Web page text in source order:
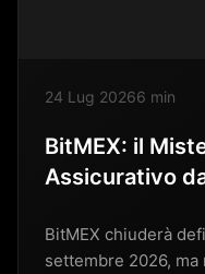
24 Lug 20266 min
BitMEX: il
Assicurativo
BitMEX chiuderà
settembre 2026,